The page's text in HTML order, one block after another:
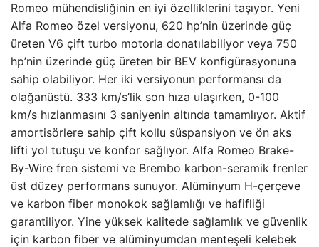
Romeo mühendisliğinin en iyi özelliklerini taşıyor. Yeni
Alfa Romeo özel versiyonu, 620 hp’nin üzerinde güç
üreten V6 çift turbo motorla donatılabiliyor veya 750
hp’nin üzerinde güç üreten bir BEV konfigürasyonuna
sahip olabiliyor. Her iki versiyonun performansı da
olağanüstü. 333 km/s’lik son hıza ulaşırken, 0-100
km/s hızlanmasını 3 saniyenin altında tamamlıyor. Aktif
amortisörlere sahip çift kollu süspansiyon ve ön aks
lifti yol tutuşu ve konfor sağlıyor. Alfa Romeo Brake-
By-Wire fren sistemi ve Brembo karbon-seramik frenler
üst düzey performans sunuyor. Alüminyum H-çerçeve
ve karbon fiber monokok sağlamlığı ve hafifliği
garantiliyor. Yine yüksek kalitede sağlamlık ve güvenlik
için karbon fiber ve alüminyumdan menteşeli kelebek